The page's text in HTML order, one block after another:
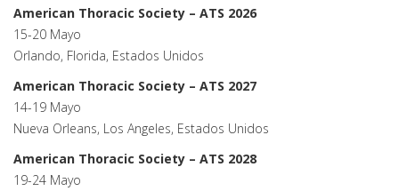
American Thoracic Society – ATS 2026
15-20 Mayo
Orlando, Florida, Estados Unidos
American Thoracic Society – ATS 2027
14-19 Mayo
Nueva Orleans, Los Angeles, Estados Unidos
American Thoracic Society – ATS 2028
19-24 Mayo